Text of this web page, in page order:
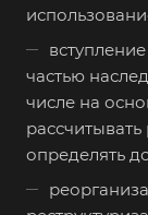
частью
числе на
определять